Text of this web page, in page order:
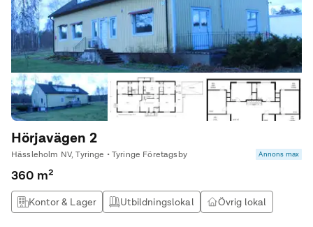
Hörjavägen 2
Hässleholm NV, Tyringe • Tyringe Företagsby Annons max
360 m²
Kontor & Lager Utbildningslokal Övrig lokal